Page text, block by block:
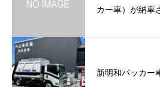
カー車）が納車
新明和パッカー